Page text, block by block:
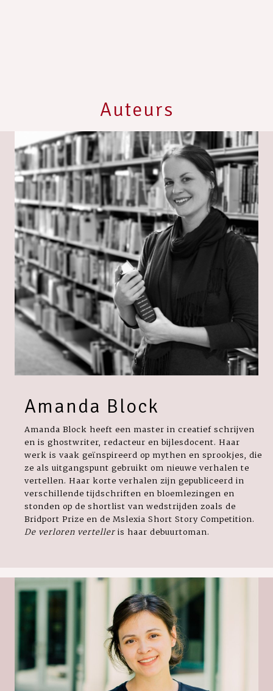
Auteurs
Amanda Block
Amanda Block heeft een master in creatief schrijven
en is ghostwriter, redacteur en bijlesdocent. Haar
werk is vaak geïnspireerd op mythen en sprookjes, die
ze als uitgangspunt gebruikt om nieuwe verhalen te
vertellen. Haar korte verhalen zijn gepubliceerd in
verschillende tijdschriften en bloemlezingen en
stonden op de shortlist van wedstrijden zoals de
Bridport Prize en de Mslexia Short Story Competition.
De verloren verteller is haar debuurtoman.